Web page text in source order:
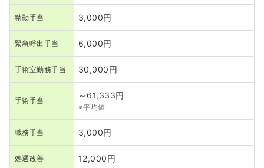
精勤手当 3,000円
緊急呼出手当 6,000円
手術室勤務手当 30,000円
手術手当
～61,333円
※平均値
職務手当 3,000円
処遇改善 12,000円